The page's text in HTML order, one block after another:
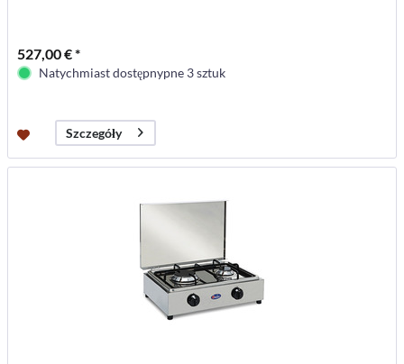
527,00 € *
Natychmiast dostępnypne 3 sztuk
Szczegóły